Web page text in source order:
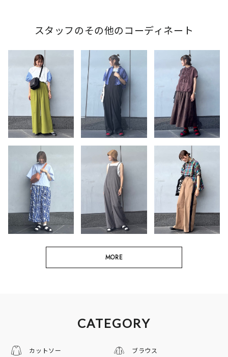
スタッフのその他のコーディネート
MORE
CATEGORY
カットソー ブラウス